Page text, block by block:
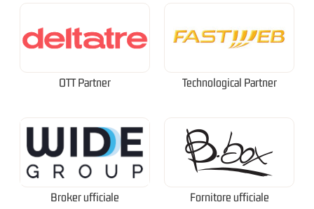
OTT Partner Technological Partner
Broker ufficiale Fornitore ufficiale